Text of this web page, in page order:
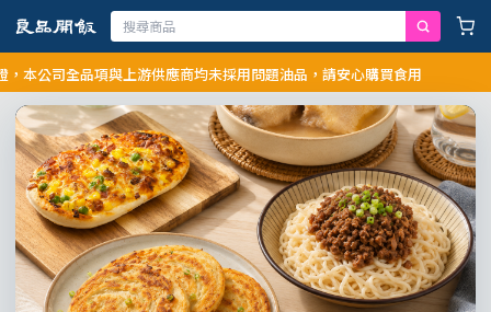
司全品項與上游供應商均未採用問題油品，請安心購買食用